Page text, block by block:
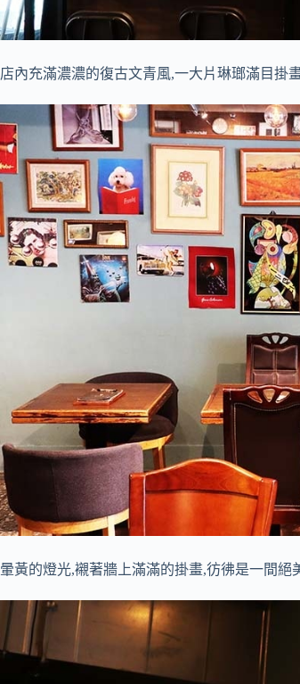
店內充滿濃濃的復古文青風,一大片琳瑯滿目掛
暈黃的燈光,襯著牆上滿滿的掛畫,彷彿是一間